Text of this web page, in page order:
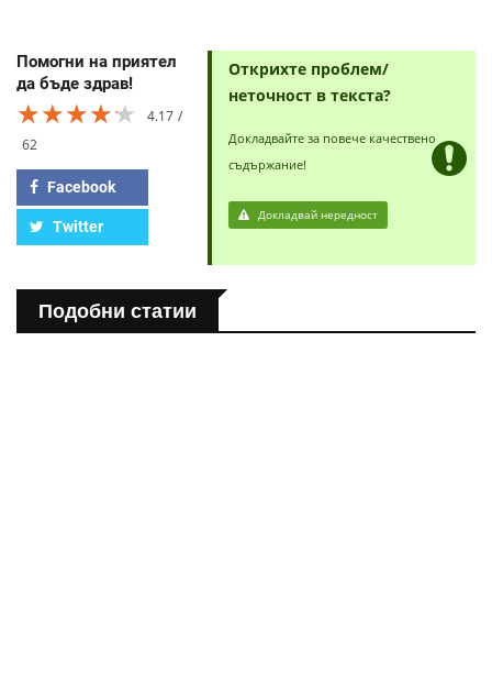
Помогни на приятел
да бъде здрав!
★★★★★
★★★★★
★★★★★
4.17
62
Facebook
Twitter
Открихте проблем/
неточност в текста?
Докладвайте за повече качествено
съдържание!
Докладвай нередност
Подобни статии